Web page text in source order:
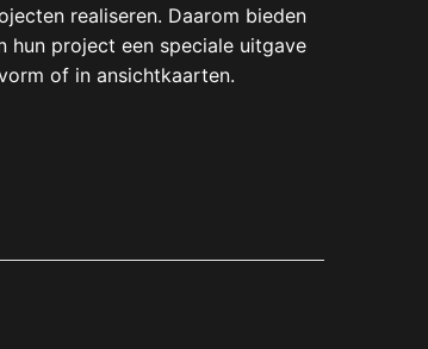
realiseren. Daarom bieden
hun project een speciale uitgave
of in ansichtkaarten.